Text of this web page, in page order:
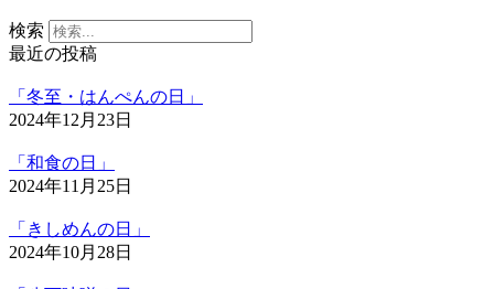
検索
最近の投稿
「冬至・はんぺんの日」
2024年12月23日
「和食の日」
2024年11月25日
「きしめんの日」
2024年10月28日